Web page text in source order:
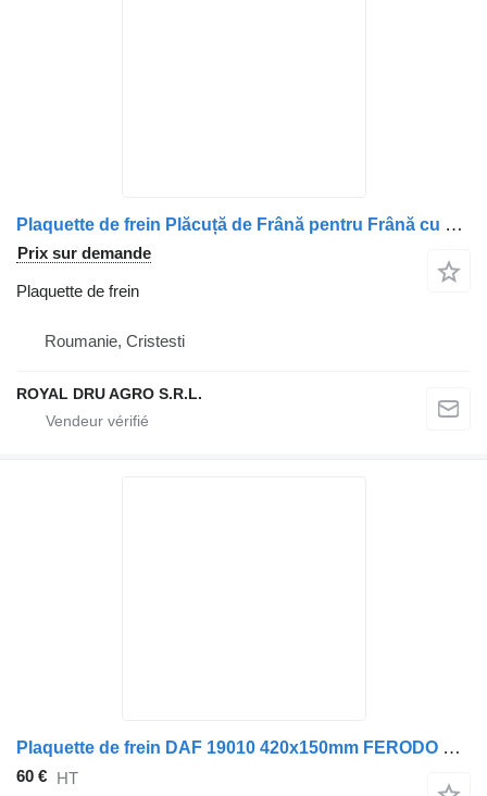
Plaquette de frein Plăcuță de Frână pentru Frână cu Tambur pour camion DAF
Prix sur demande
Plaquette de frein
Roumanie, Cristesti
ROYAL DRU AGRO S.R.L.
Plaquette de frein DAF 19010 420x150mm FERODO K19010.0-F3658 pour camion DAF 1900/5(11/89-) F65/75/85/95(90-)
60 € HT